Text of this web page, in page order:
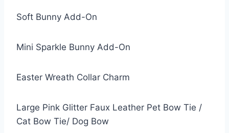
Soft Bunny Add-On
Mini Sparkle Bunny Add-On
Easter Wreath Collar Charm
Large Pink Glitter Faux Leather Pet Bow Tie /
Cat Bow Tie/ Dog Bow